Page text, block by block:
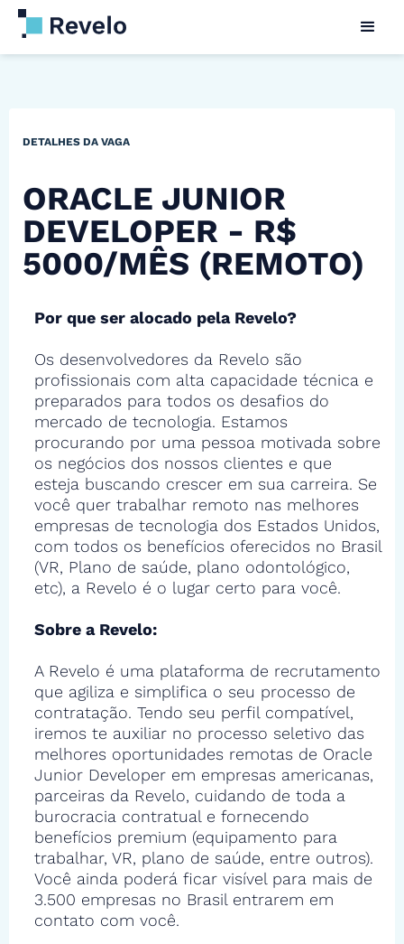
DETALHES DA VAGA
ORACLE JUNIOR
DEVELOPER - R$
5000/MÊS (REMOTO)
Por que ser alocado pela Revelo?
Os desenvolvedores da Revelo são
profissionais com alta capacidade técnica e
preparados para todos os desafios do
mercado de tecnologia. Estamos
procurando por uma pessoa motivada sobre
os negócios dos nossos clientes e que
esteja buscando crescer em sua carreira. Se
você quer trabalhar remoto nas melhores
empresas de tecnologia dos Estados Unidos,
com todos os benefícios oferecidos no Brasil
(VR, Plano de saúde, plano odontológico,
etc), a Revelo é o lugar certo para você.
Sobre a Revelo:
A Revelo é uma plataforma de recrutamento
que agiliza e simplifica o seu processo de
contratação. Tendo seu perfil compatível,
iremos te auxiliar no processo seletivo das
melhores oportunidades remotas de Oracle
Junior Developer em empresas americanas,
parceiras da Revelo, cuidando de toda a
burocracia contratual e fornecendo
benefícios premium (equipamento para
trabalhar, VR, plano de saúde, entre outros).
Você ainda poderá ficar visível para mais de
3.500 empresas no Brasil entrarem em
contato com você.